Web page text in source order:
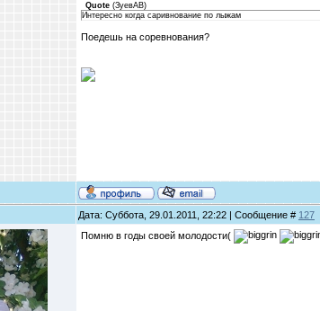
Quote (ЗуевАВ)
Интересно когда саривнование по лыжам
Поедешь на соревнования?
Дата: Суббота, 29.01.2011, 22:22 | Сообщение # 127
Помню в годы своей молодости(